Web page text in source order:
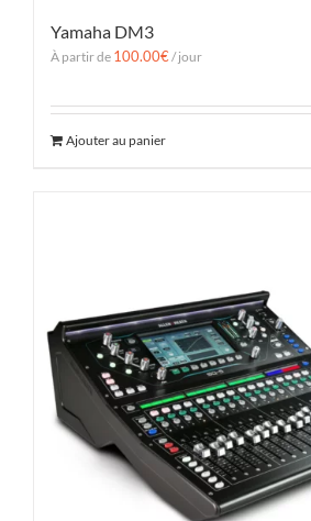
Yamaha DM3
À partir de 100.00€/ jour
Ajouter au panier